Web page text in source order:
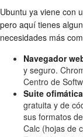
Ubuntu ya viene con
pero aquí tienes
necesidades más
Navegador
y seguro.
Centro de
Suite
gratuita y de
sus formatos
Calc (hojas de